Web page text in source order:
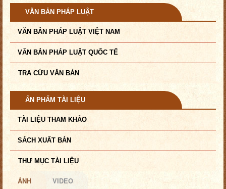
VĂN BẢN PHÁP LUẬT
VĂN BẢN PHÁP LUẬT VIỆT NAM
VĂN BẢN PHÁP LUẬT QUỐC TẾ
TRA CỨU VĂN BẢN
ẤN PHẨM TÀI LIỆU
TÀI LIỆU THAM KHẢO
SÁCH XUẤT BẢN
THƯ MỤC TÀI LIỆU
ẢNH VIDEO